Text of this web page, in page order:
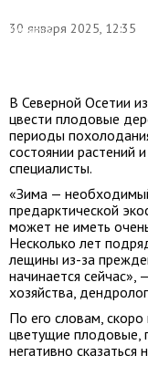
30 января 2025, 12:35
Дмитрий
В Северной Осетии
цвести плодовые
периоды
состоянии
специалисты.
«Зима —
предарктической
может не иметь
Несколько лет
лещины из-за
начинается сейчас»,
хозяйства,
По его словам, скоро
цветущие плодовые,
негативно